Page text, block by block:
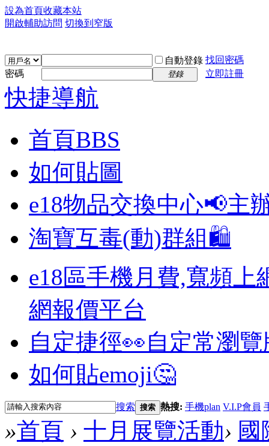
設為首頁收藏本站
開啟輔助訪問 切換到窄版
自動登錄 找回密碼
密碼
登錄 立即註冊
快捷導航
首頁BBS
如何貼圖
e18物品交換中心📢主
淘寶互毒(動)群組🛍️
e18區手機月費,寬頻上
網報價平台
自定捷徑👀自定常瀏
如何貼emoji🤔
搜索 搜索 熱搜: 手機plan V.I.P會員
»首頁 › 十月展覽活動› 國